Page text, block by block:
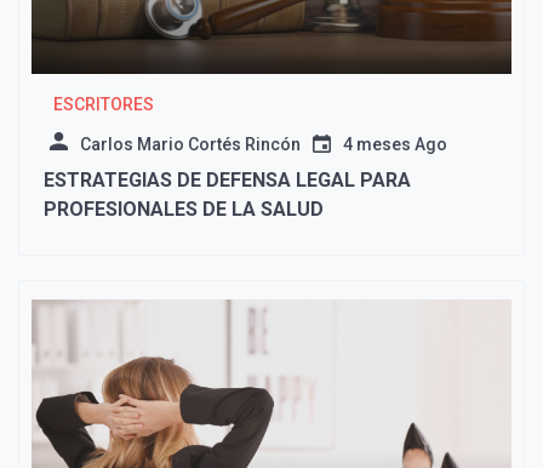
ESCRITORES
Carlos Mario Cortés Rincón 4 meses Ago
ESTRATEGIAS DE DEFENSA LEGAL PARA
PROFESIONALES DE LA SALUD